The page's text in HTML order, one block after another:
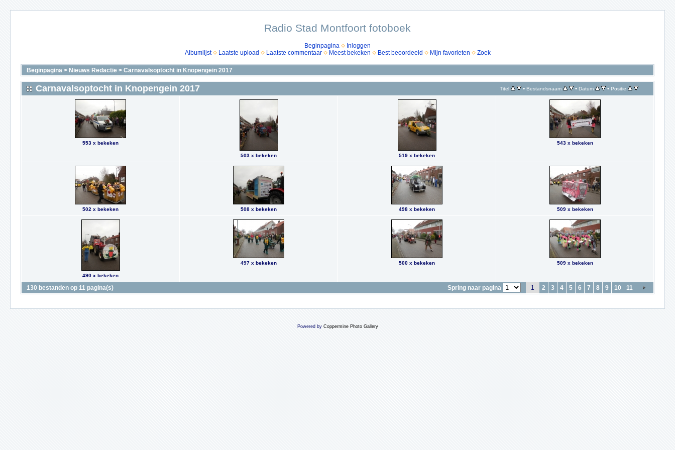
Radio Stad Montfoort fotoboek
Beginpagina
Inloggen
Albumlijst
Laatste upload Laatste commentaar Meest bekeken Best beoordeeld Mijn favorieten Zoek
Beginpagina > Nieuws Redactie > Carnavalsoptocht in Knopengein 2017
Carnavalsoptocht in Knopengein 2017 Titel • Bestandsnaam • Datum • Positie
553 x bekeken
503 x bekeken 519 x bekeken
543 x bekeken
502 x bekeken 508 x bekeken 498 x bekeken 509 x bekeken
490 x bekeken
497 x bekeken 500 x bekeken 509 x bekeken
130 bestanden op 11 pagina(s) Spring naar pagina 1 2 3 4 5 6 7 8 9 10 11
Powered by Coppermine Photo Gallery